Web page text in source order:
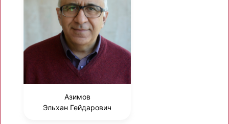
Азимов
Эльхан Гейдарович